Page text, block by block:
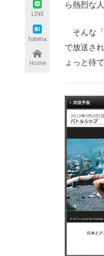
LINE
hatena
Home
ら熱烈な
そんな「
で放送さ
ょっと待